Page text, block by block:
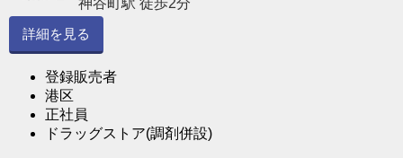
神谷町駅 徒歩2分
詳細を見る
登録販売者
港区
正社員
ドラッグストア(調剤併設)